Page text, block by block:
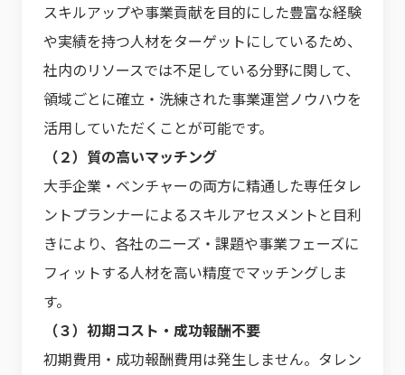
スキルアップや事業貢献を目的にした豊富な経験
や実績を持つ人材をターゲットにしているため、
社内のリソースでは不足している分野に関して、
領域ごとに確立・洗練された事業運営ノウハウを
活用していただくことが可能です。
（２）質の高いマッチング
大手企業・ベンチャーの両方に精通した専任タレ
ントプランナーによるスキルアセスメントと目利
きにより、各社のニーズ・課題や事業フェーズに
フィットする人材を高い精度でマッチングしま
す。
（３）初期コスト・成功報酬不要
初期費用・成功報酬費用は発生しません。タレン